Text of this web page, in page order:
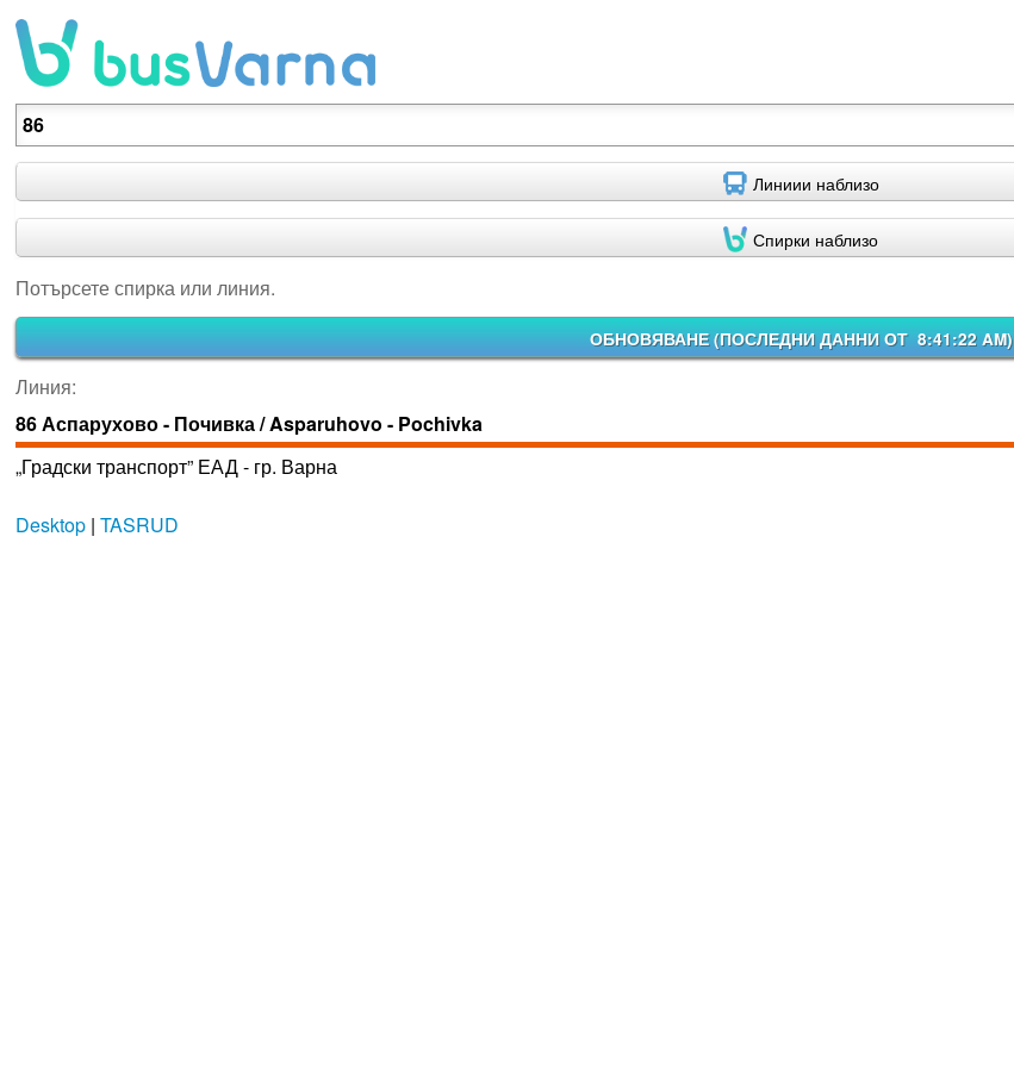
Потърсете спирка или линия.
Линиии наблизо
Спирки наблизо
Потърсете спирка или линия.
ОБНОВЯВАНЕ (ПОСЛЕДНИ ДАННИ ОТ 8:41:22 AM)
Линия:
86 Аспарухово - Почивка / Asparuhovo - Pochivka
„Градски транспорт” ЕАД - гр. Варна
Desktop| TASRUD